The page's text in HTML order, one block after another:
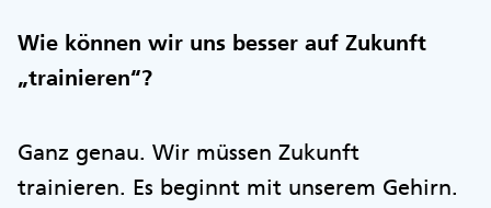
Wie können wir uns besser auf Zukunft
„trainieren“?
Ganz genau. Wir müssen Zukunft
trainieren. Es beginnt mit unserem Gehirn.